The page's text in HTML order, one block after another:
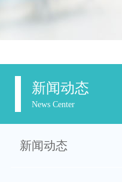
新闻动态
News Center
新闻动态